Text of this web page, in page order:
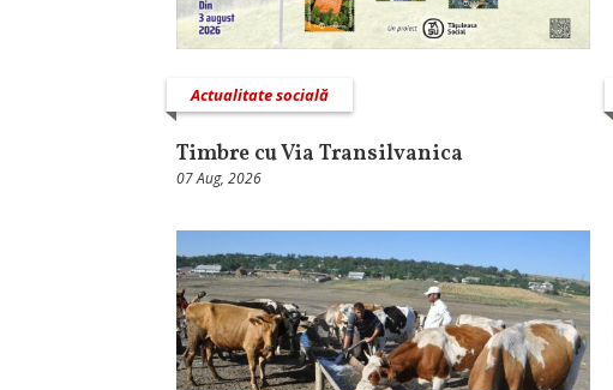
Actualitate socială
Timbre cu Via Transilvanica
07 Aug, 2026